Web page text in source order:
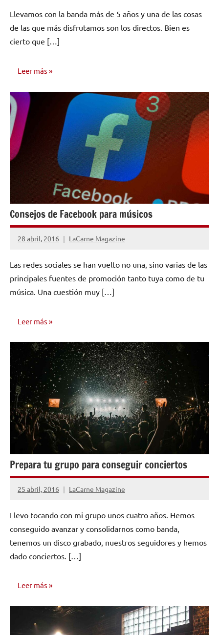
Llevamos con la banda más de 5 años y una de las cosas
de las que más disfrutamos son los directos. Bien es
cierto que […]
Leer más
CONSEJOS
PARA
MÚSICOS
Consejos de Facebook para músicos
28 abril, 2016 LaCarne Magazine
1
Las redes sociales se han vuelto no una, sino varias de las
principales fuentes de promoción tanto tuya como de tu
música. Una cuestión muy […]
Leer más
CONSEJOS
PARA
MÚSICOS
Prepara tu grupo para conseguir conciertos
25 abril, 2016 LaCarne Magazine
2
Llevo tocando con mi grupo unos cuatro años. Hemos
conseguido avanzar y consolidarnos como banda,
tenemos un disco grabado, nuestros seguidores y hemos
dado conciertos. […]
Leer más
MARKETING